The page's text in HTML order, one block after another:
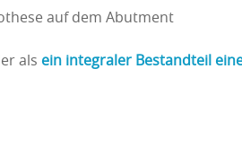
auf dem Abutment
als ein integraler Bestandteil